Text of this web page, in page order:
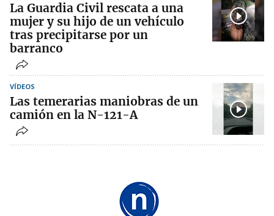
La Guardia Civil rescata a una
mujer y su hijo de un vehículo
tras precipitarse por un
barranco
VÍDEOS
Las temerarias maniobras de un
camión en la N-121-A